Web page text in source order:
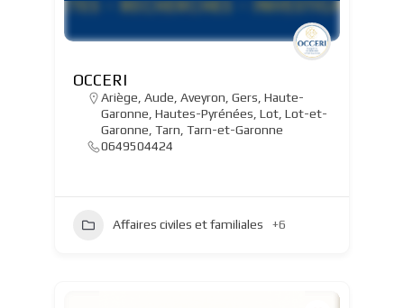
OCCERI
Ariège Aude Aveyron Gers Haute-
Garonne Hautes-Pyrénées Lot, Lot-et-
Garonne Tarn Tarn-et-Garonne
0649504424
Affaires civiles et familiales +6